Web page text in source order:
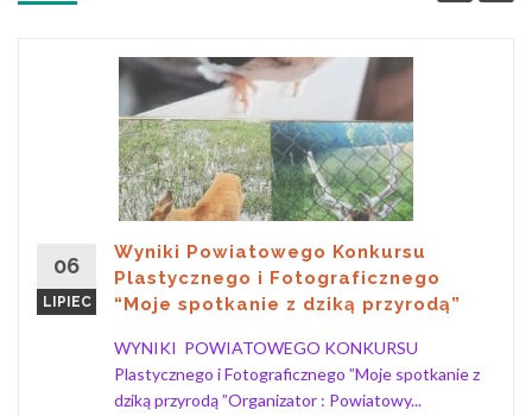
06
LIPIEC
Wyniki Powiatowego Konkursu
Plastycznego i Fotograficznego
“Moje spotkanie z dziką przyrodą”
WYNIKI POWIATOWEGO KONKURSU
Plastycznego i Fotograficznego ”Moje spotkanie z
dziką przyrodą ”Organizator : Powiatowy...